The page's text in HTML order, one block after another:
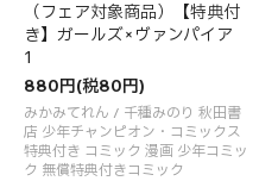
（フェア対象商品）【特典付
き】ガールズ×ヴァンパイア
1
880円(税80円)
みかみてれん / 千種みのり 秋田書
店 少年チャンピオン・コミックス
特典付き コミック 漫画 少年コミッ
ク 無償特典付きコミック